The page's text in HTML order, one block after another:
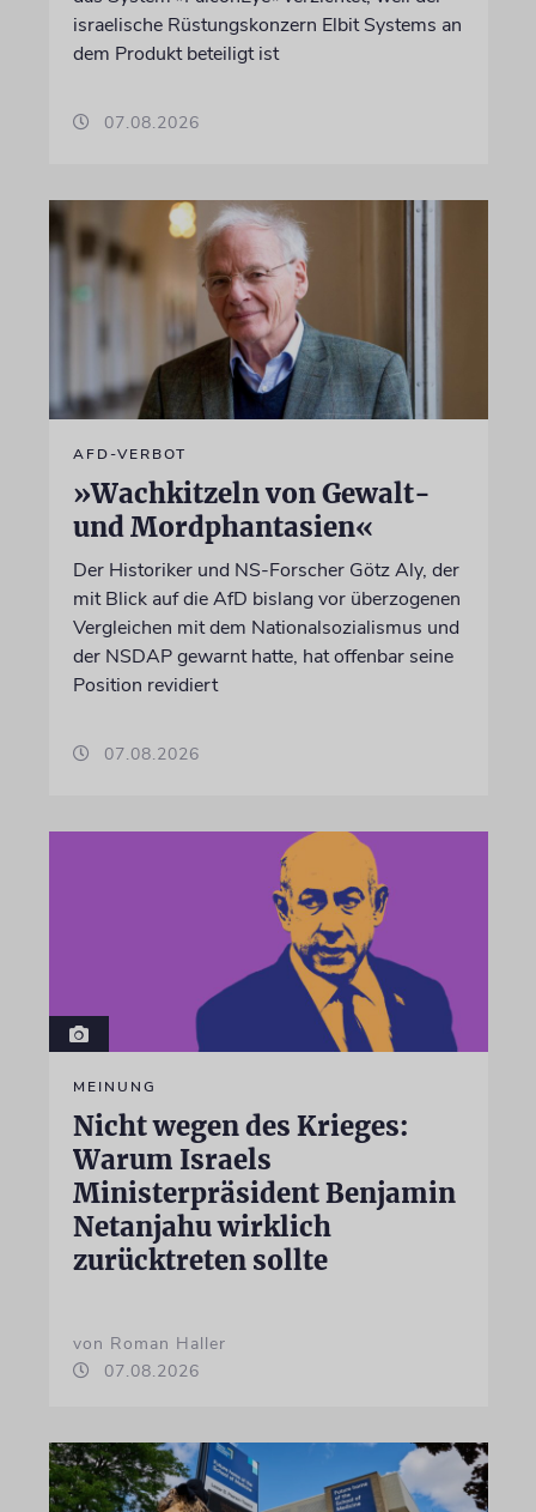
israelische Rüstungskonzern Elbit Systems an
dem Produkt beteiligt ist
07.08.2026
AFD-VERBOT
»Wachkitzeln von Gewalt-
und Mordphantasien«
Der Historiker und NS-Forscher Götz Aly, der
mit Blick auf die AfD bislang vor überzogenen
Vergleichen mit dem Nationalsozialismus und
der NSDAP gewarnt hatte, hat offenbar seine
Position revidiert
07.08.2026
MEINUNG
Nicht wegen des Krieges:
Warum Israels
Ministerpräsident Benjamin
Netanjahu wirklich
zurücktreten sollte
von Roman Haller
07.08.2026